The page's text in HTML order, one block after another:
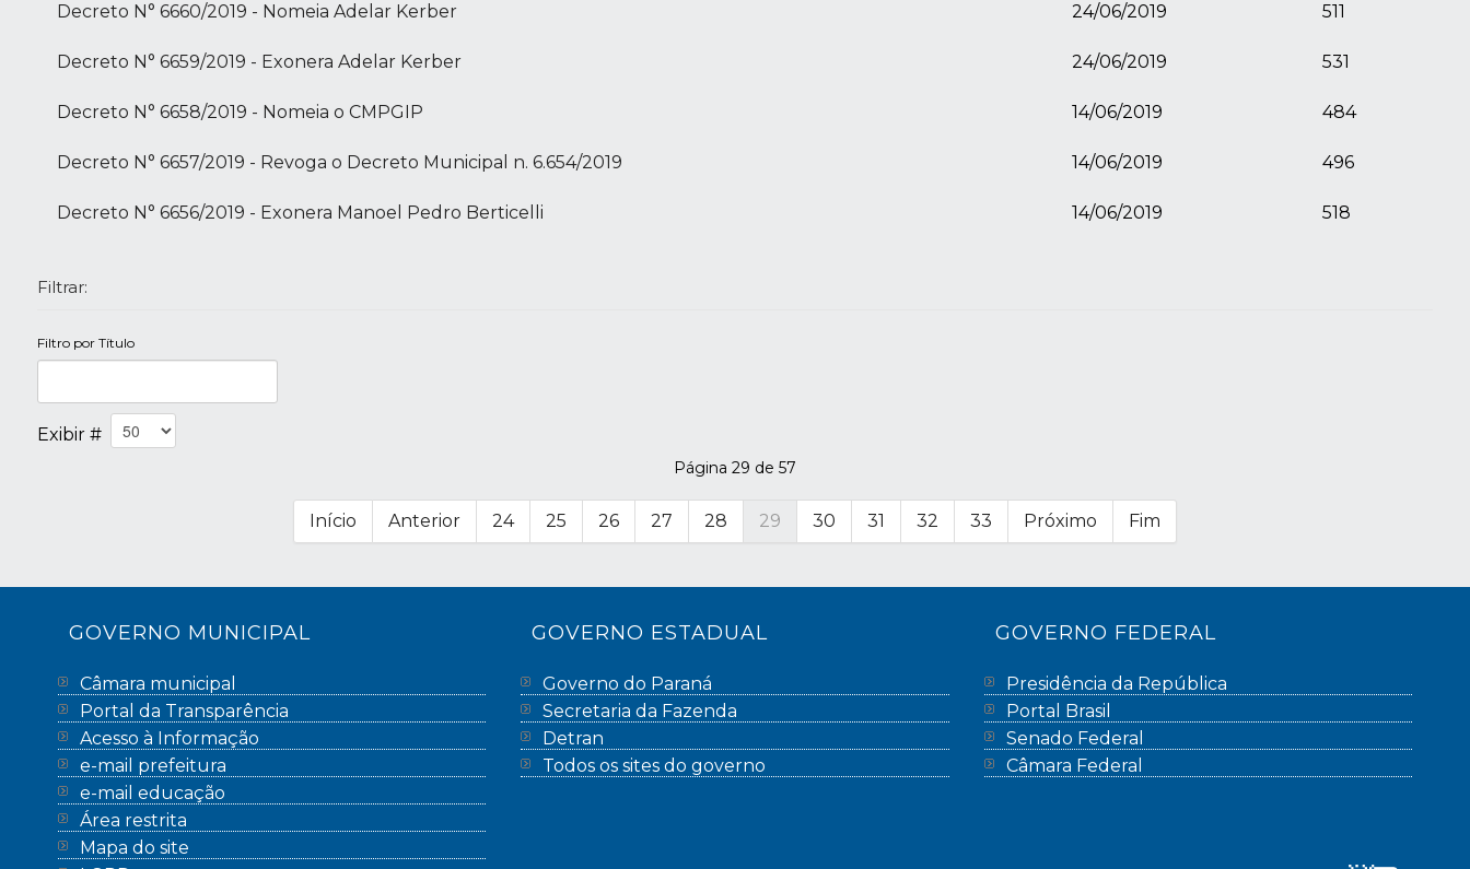
Decreto N° 6660/2019 - Nomeia Adelar Kerber 24/06/2019 511
Decreto N° 6659/2019 - Exonera Adelar Kerber 24/06/2019 531
Decreto N° 6658/2019 - Nomeia o CMPGIP 14/06/2019 484
Decreto N° 6657/2019 - Revoga o Decreto Municipal n. 6.654/2019 14/06/2019 496
Decreto N° 6656/2019 - Exonera Manoel Pedro Berticelli 14/06/2019 518
Filtrar:
Filtro por Título
Exibir #
Página 29 de 57
Início Anterior 24 25 26 27 28 29 30 31 32 33 Próximo Fim
GOVERNO MUNICIPAL
Câmara municipal
Portal da Transparência
Acesso à Informação
e-mail prefeitura
e-mail educação
Área restrita
Mapa do site
GOVERNO ESTADUAL
Governo do Paraná
Secretaria da Fazenda
Detran
Todos os sites do governo
GOVERNO FEDERAL
Presidência da República
Portal Brasil
Senado Federal
Câmara Federal